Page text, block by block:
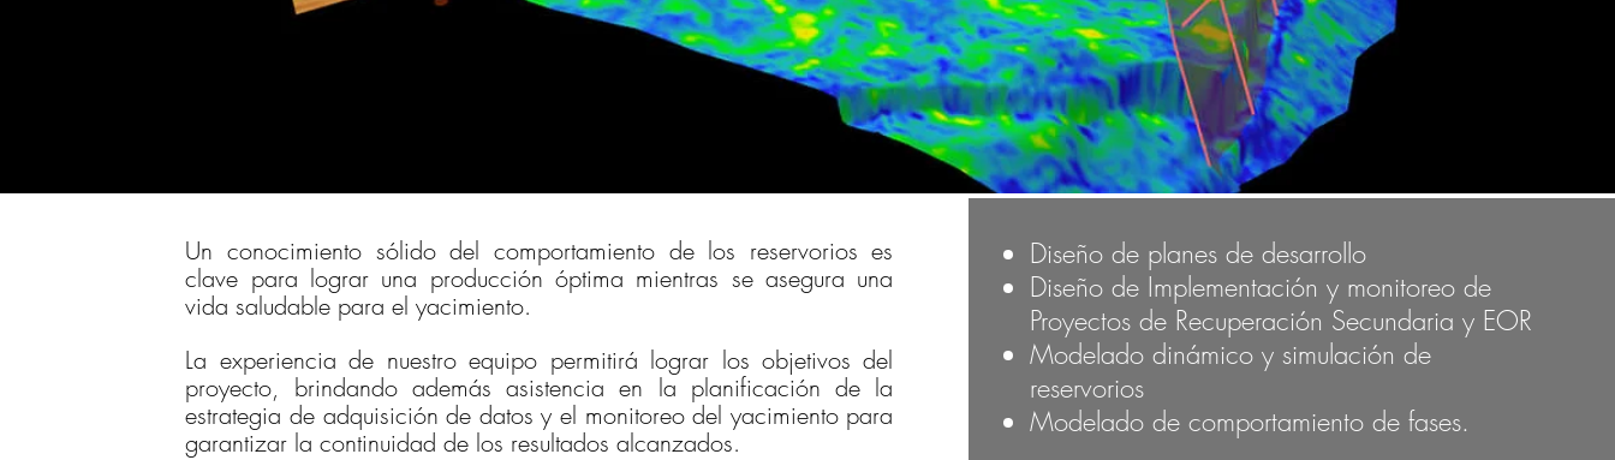
Un conocimiento sólido del comportamiento de los reservorios es
clave para lograr una producción óptima mientras se asegura una
vida saludable para el yacimiento.
La experiencia de nuestro equipo permitirá lograr los objetivos del
proyecto, brindando además asistencia en la planificación de la
estrategia de adquisición de datos y el monitoreo del yacimiento para
garantizar la continuidad de los resultados alcanzados.
Diseño de planes de desarrollo
Diseño de Implementación y monitoreo de
Proyectos de Recuperación Secundaria y EOR
Modelado dinámico y simulación de
reservorios
Modelado de comportamiento de fases.